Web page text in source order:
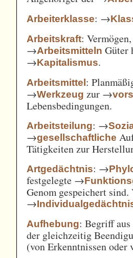
Arbeiterklasse: →
Arbeitskraft:
→Arbeitsmitteln Güter
→Kapitalismus.
Arbeitsmittel:
→Werkzeug zur →
Lebensbedingungen.
Arbeitsteilung: →
→gesellschaftliche
Tätigkeiten zur
Artgedächtnis: →
festgelegte →
Genom gespeichert sind.
→
Aufhebung: Begriff
der gleichzeitig
(von Erkenntnissen